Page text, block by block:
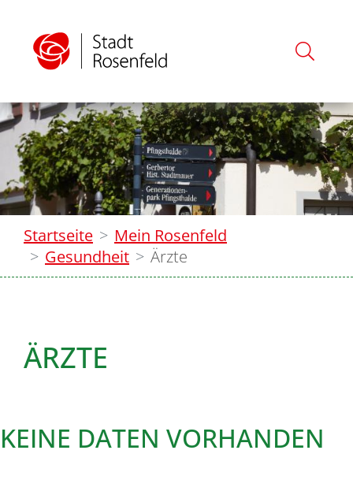
Startseite
Mein Rosenfeld
Gesundheit
Ärzte
ÄRZTE
KEINE DATEN VORHANDEN